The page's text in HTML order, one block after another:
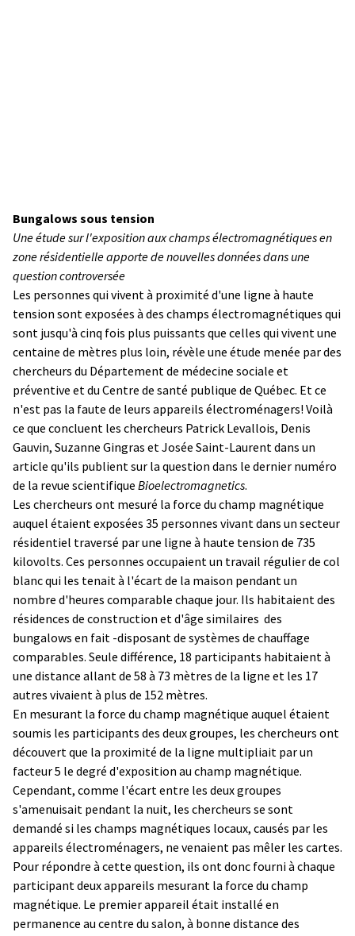
Bungalows sous tension
Une étude sur l'exposition aux champs électromagnétiques en
zone résidentielle apporte de nouvelles données dans une
question controversée
Les personnes qui vivent à proximité d'une ligne à haute
tension sont exposées à des champs électromagnétiques qui
sont jusqu'à cinq fois plus puissants que celles qui vivent une
centaine de mètres plus loin, révèle une étude menée par des
chercheurs du Département de médecine sociale et
préventive et du Centre de santé publique de Québec. Et ce
n'est pas la faute de leurs appareils électroménagers! Voilà
ce que concluent les chercheurs Patrick Levallois, Denis
Gauvin, Suzanne Gingras et Josée Saint-Laurent dans un
article qu'ils publient sur la question dans le dernier numéro
de la revue scientifique Bioelectromagnetics.
Les chercheurs ont mesuré la force du champ magnétique
auquel étaient exposées 35 personnes vivant dans un secteur
résidentiel traversé par une ligne à haute tension de 735
kilovolts. Ces personnes occupaient un travail régulier de col
blanc qui les tenait à l'écart de la maison pendant un
nombre d'heures comparable chaque jour. Ils habitaient des
résidences de construction et d'âge similaires ­ des
bungalows en fait -disposant de systèmes de chauffage
comparables. Seule différence, 18 participants habitaient à
une distance allant de 58 à 73 mètres de la ligne et les 17
autres vivaient à plus de 152 mètres.
En mesurant la force du champ magnétique auquel étaient
soumis les participants des deux groupes, les chercheurs ont
découvert que la proximité de la ligne multipliait par un
facteur 5 le degré d'exposition au champ magnétique.
Cependant, comme l'écart entre les deux groupes
s'amenuisait pendant la nuit, les chercheurs se sont
demandé si les champs magnétiques locaux, causés par les
appareils électroménagers, ne venaient pas mêler les cartes.
Pour répondre à cette question, ils ont donc fourni à chaque
participant deux appareils mesurant la force du champ
magnétique. Le premier appareil était installé en
permanence au centre du salon, à bonne distance des